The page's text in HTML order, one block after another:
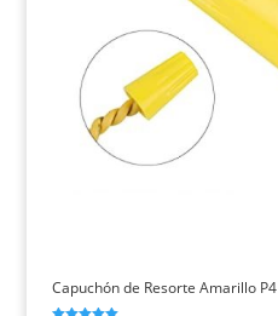
Capuchón de Resorte Amarillo P4